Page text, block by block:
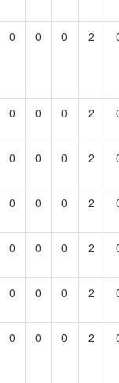
0 0 0 2
0 0 0 2
0 0 0 2
0 0 0 2
0 0 0 2
0 0 0 2
0 0 0 2